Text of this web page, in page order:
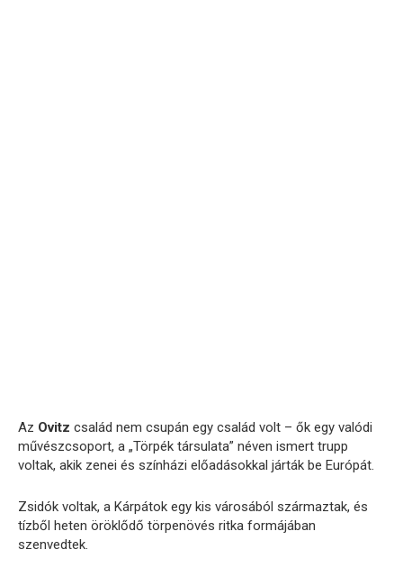
Az Ovitz család nem csupán egy család volt – ők egy valódi
művészcsoport, a „Törpék társulata” néven ismert trupp
voltak, akik zenei és színházi előadásokkal járták be Európát.
Zsidók voltak, a Kárpátok egy kis városából származtak, és
tízből heten öröklődő törpenövés ritka formájában
szenvedtek.